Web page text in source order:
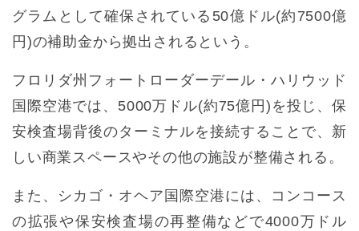
グラムとして確保されている50億ドル(約7500億
円)の補助金から拠出されるという。
フロリダ州フォートローダーデール・ハリウッド
国際空港では、5000万ドル(約75億円)を投じ、保
安検査場背後のターミナルを接続することで、新
しい商業スペースやその他の施設が整備される。
また、シカゴ・オヘア国際空港には、コンコース
の拡張や保安検査場の再整備などで4000万ドル